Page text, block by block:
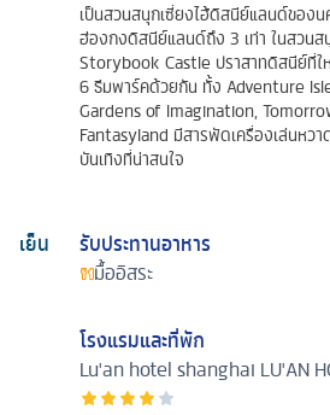
เป็นสวนสนุกเซี่ยงไฮ้ดิสนีย์แลนด์ของ
ฮ่องกงดิสนีย์แลนด์ถึง 3 เท่า ในสวน
Storybook Castle ปราสาทดิสนีย์ที่
6 ธีมพาร์คด้วยกัน ทั้ง Adventure
Gardens of Imagination,
Fantasyland มีสารพัดเครื่องเล่นหวา
บันเทิงที่น่าสนใจ
เย็น
รับประทานอาหาร
มื้ออิสระ
โรงแรมและที่พัก
Lu'an hotel shanghai LU'AN